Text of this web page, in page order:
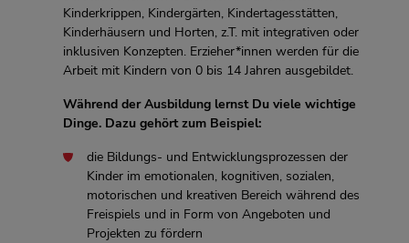
Kinderkrippen, Kindergärten, Kindertagesstätten,
Kinderhäusern und Horten, z.T. mit integrativen oder
inklusiven Konzepten. Erzieher*innen werden für die
Arbeit mit Kindern von 0 bis 14 Jahren ausgebildet.
Während der Ausbildung lernst Du viele wichtige
Dinge. Dazu gehört zum Beispiel:
die Bildungs- und Entwicklungsprozessen der
Kinder im emotionalen, kognitiven, sozialen,
motorischen und kreativen Bereich während des
Freispiels und in Form von Angeboten und
Projekten zu fördern